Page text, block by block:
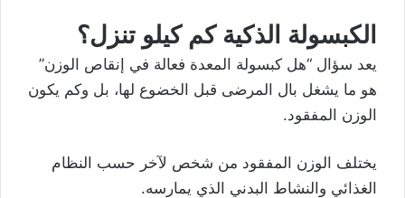
الكبسولة الذكية كم كيلو تنزل؟
يعد سؤال “هل كبسولة المعدة فعالة في إنقاص الوزن”
هو ما يشغل بال المرضى قبل الخضوع لها، بل وكم يكون
الوزن المفقود.
يختلف الوزن المفقود من شخص لآخر حسب النظام
الغذائي والنشاط البدني الذي يمارسه.